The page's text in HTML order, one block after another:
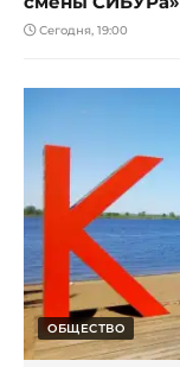
Сегодня, 19:00
ОБЩЕСТВО